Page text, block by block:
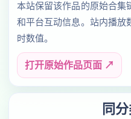
本站保留该作品的原始合集
和平台互动信息。站内播放
时数值。
打开原始作品页面 ↗
同